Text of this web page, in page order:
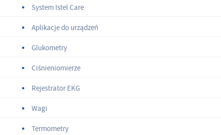
System Istel Care
Aplikacje do urządzeń
Glukometry
Ciśnieniomierze
Rejestrator EKG
Wagi
Termometry